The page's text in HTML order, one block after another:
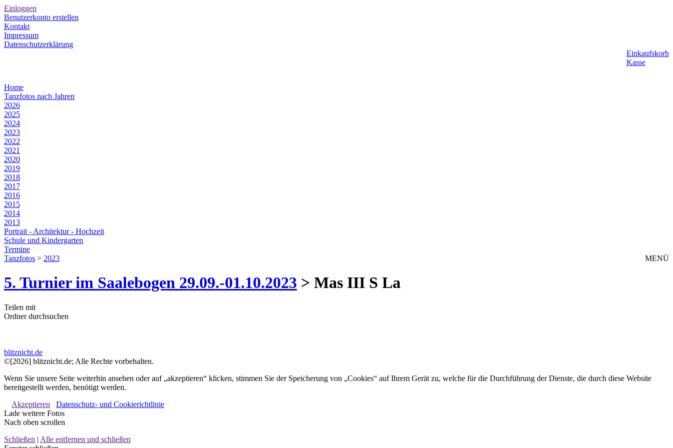
Einloggen
Benutzerkonto erstellen
Kontakt
Impressum
Datenschutzerklärung
Einkaufskorb
Kasse
Home
Tanzfotos nach Jahren
2026
2025
2024
2023
2022
2021
2020
2019
2018
2017
2016
2015
2014
2013
Portrait - Architektur - Hochzeit
Schule und Kindergarten
Termine
MENÜ
Tanzfotos > 2023
5. Turnier im Saalebogen 29.09.-01.10.2023 > Mas III S La
Teilen mit
Ordner durchsuchen
blitznicht.de
©[2026] blitznicht.de; Alle Rechte vorbehalten.
Wenn Sie unsere Seite weiterhin ansehen oder auf „akzeptieren“ klicken, stimmen Sie der Speicherung von „Cookies“ auf Ihrem Gerät zu, welche für die Durchführung der Dienste, die durch diese Website
bereitgestellt werden, benötigt werden.
Akzeptieren
Datenschutz- und Cookierichtlinie
Lade weitere Fotos
Nach oben scrollen
Schließen | Alle entfernen und schließen